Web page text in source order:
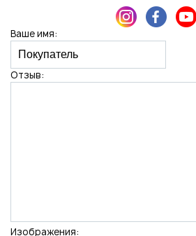
Ваше имя:
Отзыв:
Изображения: